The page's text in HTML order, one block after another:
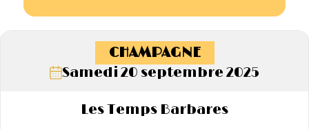
CHAMPAGNE
Samedi 20 septembre 2025
Les Temps Barbares